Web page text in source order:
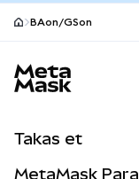
BAon/GSon
Takas et
MetaMask Para